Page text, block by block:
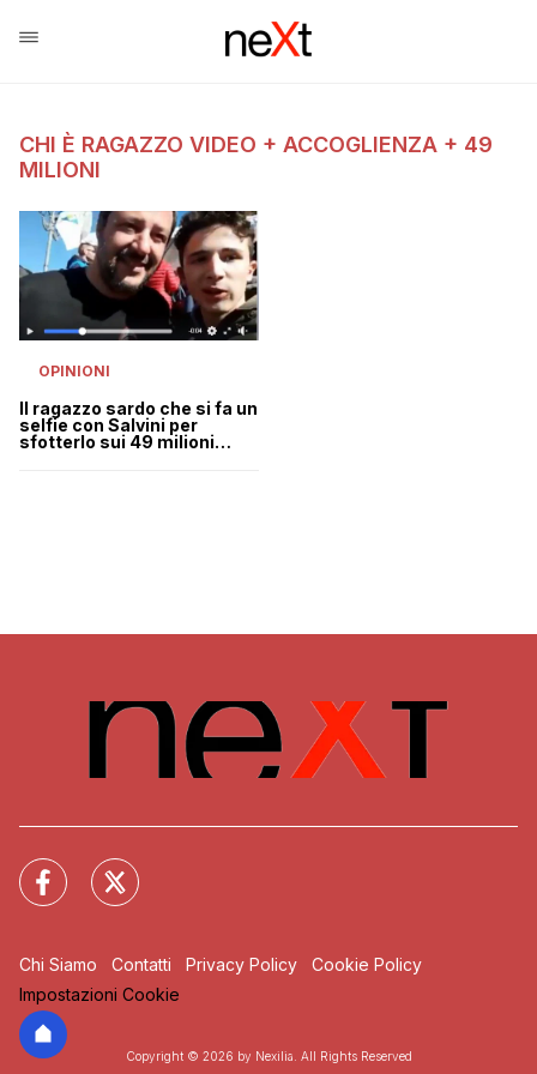
CHI È RAGAZZO VIDEO + ACCOGLIENZA + 49
MILIONI
OPINIONI
Il ragazzo sardo che si fa un
selfie con Salvini per
sfotterlo sui 49 milioni
Chi Siamo Contatti Privacy Policy
Cookie Policy
Impostazioni Cookie
Copyright © 2026 by Nexilia. All Rights Reserved